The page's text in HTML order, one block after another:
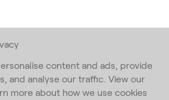
content and ads, provide
and analyse our traffic. View our
more about how we use cookies